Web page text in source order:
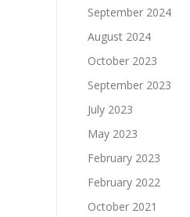
September 2024
August 2024
October 2023
September 2023
July 2023
May 2023
February 2023
February 2022
October 2021